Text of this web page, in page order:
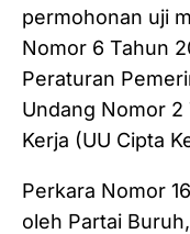
permohonan uji
Nomor 6 Tahun
Peraturan
Undang Nomor
Kerja (UU Cipta
Perkara Nomor
oleh Partai